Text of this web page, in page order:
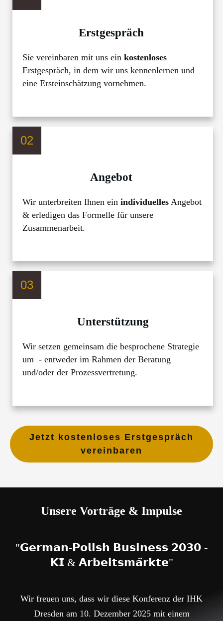
Michał Rubinkiewicz, Adwokat
an das Team von BPN! Wir suchten Hilfe, wir fanden
und uns seit Jahren eine vertrauensvolle
Zusammenarbeit. BPN berät und unterstützt uns im
polnischen Wirtschaftsrecht vor allem im Gesellschafts-
Polen.
Geschäftsführer, Institut für technisch-
wissenschaftliche Hydrologie GmbH
Erstgespräch
Sie vereinbaren mit uns ein kostenloses
Erstgespräch, in dem wir uns kennenlernen und
eine Ersteinschätzung vornehmen.
02
Angebot
Wir unterbreiten Ihnen ein individuelles Angebot
& erledigen das Formelle für unsere
Zusammenarbeit.
03
Unterstützung
Wir setzen gemeinsam die besprochene Strategie
um - entweder im Rahmen der Beratung
und/oder der Prozessvertretung.
Jetzt kostenloses Erstgespräch
vereinbaren
Unsere Vorträge & Impulse
"𝗚𝗲𝗿𝗺𝗮𝗻-𝗣𝗼𝗹𝗶𝘀𝗵 𝗕𝘂𝘀𝗶𝗻𝗲𝘀𝘀 𝟮𝟬𝟯𝟬 -
𝗞𝗜 & 𝗔𝗿𝗯𝗲𝗶𝘁𝘀𝗺𝗮̈𝗿𝗸𝘁𝗲"
Wir freuen uns, dass wir diese Konferenz der IHK
Dresden am 10. Dezember 2025 mit einem